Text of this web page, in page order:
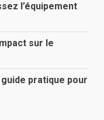
l’équipement
sur le
pratique pour